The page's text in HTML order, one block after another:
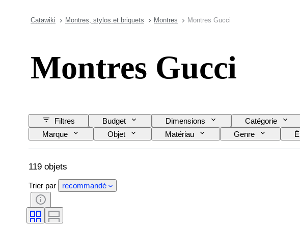
Catawiki Montres, stylos et briquets Montres Montres Gucci
Montres Gucci
Filtres Budget Dimensions Catégorie
Marque
Objet Matériau Genre
Matériau du bracelet de montre
Longueur du bracelet de montre
119 objets
Trier par recommandé